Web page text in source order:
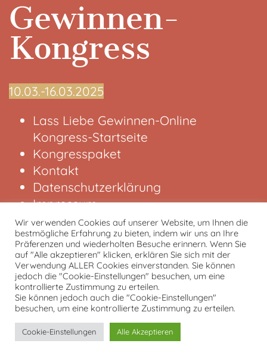
Gewinnen-
Kongress
10.03.-16.03.2025
Lass Liebe Gewinnen-Online
Kongress-Startseite
Kongresspaket
Kontakt
Datenschutzerklärung
Impressum
von und mit Tobias Kron
Wir verwenden Cookies auf unserer Website, um Ihnen die
bestmögliche Erfahrung zu bieten, indem wir uns an Ihre
Präferenzen und wiederholten Besuche erinnern. Wenn Sie
auf "Alle akzeptieren" klicken, erklären Sie sich mit der
Verwendung ALLER Cookies einverstanden. Sie können
jedoch die "Cookie-Einstellungen" besuchen, um eine
kontrollierte Zustimmung zu erteilen.
Sie können jedoch auch die "Cookie-Einstellungen"
besuchen, um eine kontrollierte Zustimmung zu erteilen.
Cookie-Einstellungen Alle Akzeptieren